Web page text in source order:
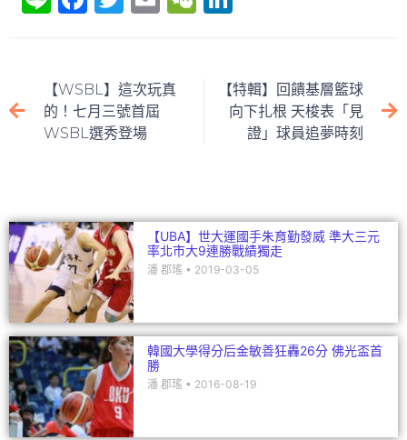
e
b
o
er l
e
dI
n
【WSBL】這次玩真
的！七月三號首屆
WSBL選秀登場
【特輯】回饋基層籃球
向下扎根 天梭表「見
證」球員追夢時刻
【UBA】世大運國手朱育勤發威 準大三元
率北市大9連勝戰績獨走
潘 郡瑤 2019-03-05
韓國大學得分后金敏善狂轟26分 佛光盃首
勝
潘 郡瑤 2016-08-19